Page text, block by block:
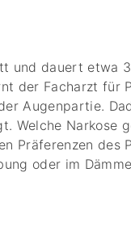
und dauert etwa
der Facharzt für
Augenpartie.
Welche Narkose
Präferenzen des
oder im